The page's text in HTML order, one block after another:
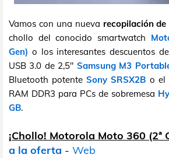
Vamos con una nueva recopilación
chollo del conocido smartwatch
Gen) o los interesantes descuentos
USB 3.0 de 2,5" Samsung M3
Bluetooth potenteSony SRSX2B o el
RAM DDR3 para PCs de sobremesa
GB.
¡Chollo! Motorola Moto 360 (2ª
a la oferta - Web